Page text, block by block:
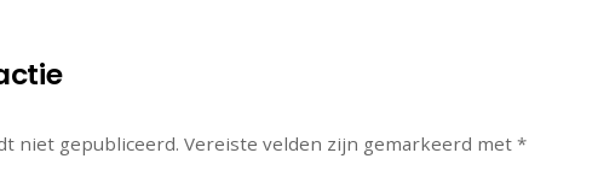
niet gepubliceerd. Vereiste velden zijn gemarkeerd met *